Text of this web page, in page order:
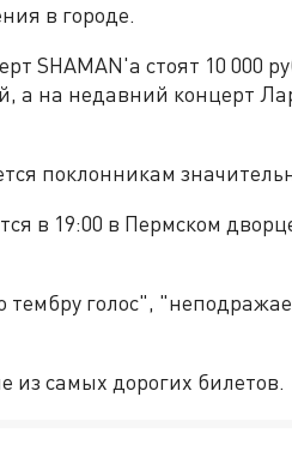
в городе.
SHAMAN'а стоят 10 000
а на недавний концерт
поклонникам
в 19:00 в Пермском
голос",
самых дорогих билетов.